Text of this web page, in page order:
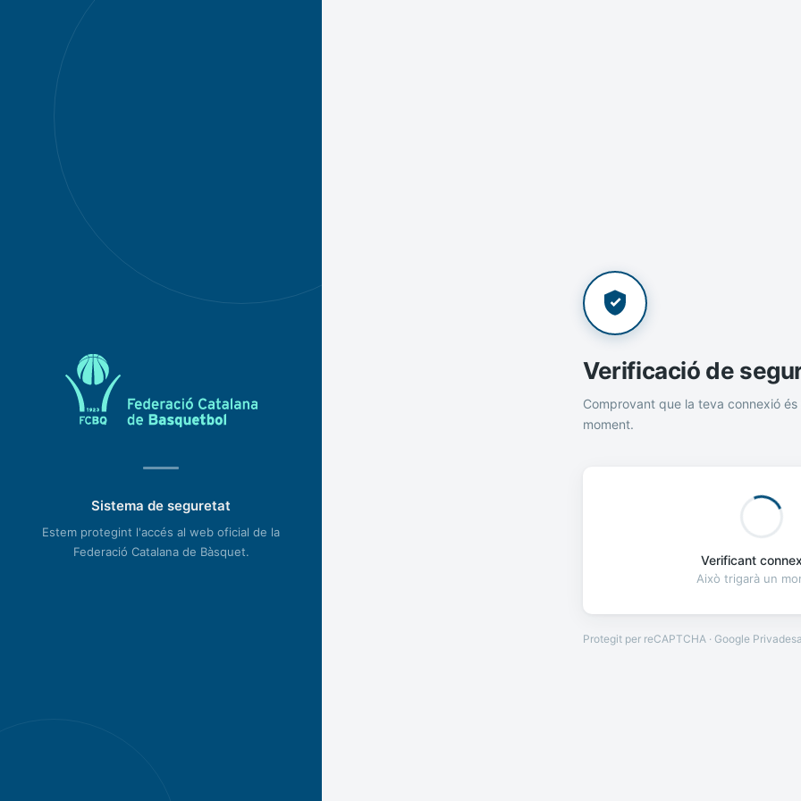
Sistema de seguretat
Estem protegint l'accés al web oficial de la
Federació Catalana de Bàsquet.
Verificació de
Comprovant que la teva connexió és
moment.
Verificant
Això trigarà un
Protegit per reCAPTCHA · Google Privadesa